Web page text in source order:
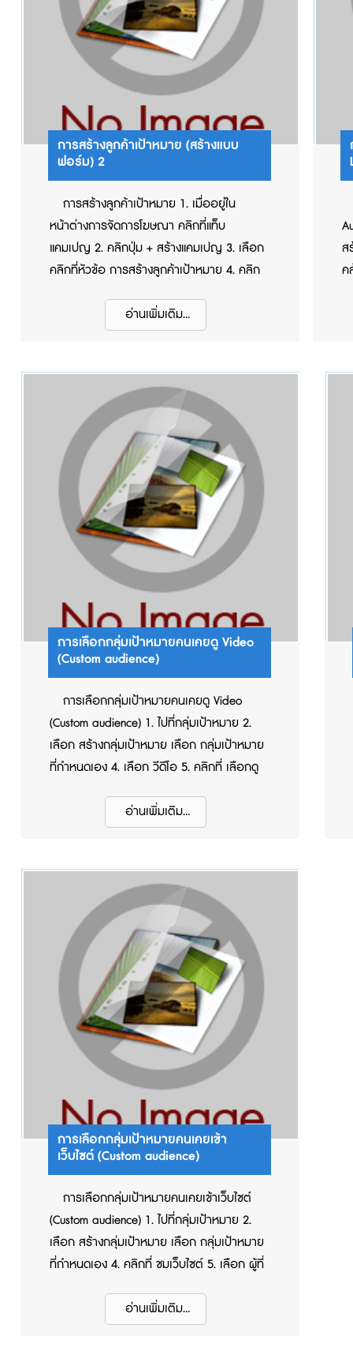
การสร้างลูกค้าเป้าหมาย (สร้างแบบ
ฟอร์ม) 2
การสร้างลูกค้าเป้าหมาย 1. เมื่ออยู่ใน
หน้าต่างการจัดการโฆษณา คลิกที่แท็บ
แคมเปญ 2. คลิกปุ่ม + สร้างแคมเปญ 3. เลือก
คลิกที่หัวข้อ การสร้างลูกค้าเป้าหมาย 4. คลิก
7. เลือก เพจ ที่ต้องการสร้างลูกค้าเป้าหมาย 8.
เรื่อง สร้างโฆษณาแรก (การมีส่วนร่วมกับ
โพสต์) ตั้งแต่ ข้อที่ 11. ถึง ข้อที่ 37. คลิกเพื่อดู
11. คลิกเลือกรูปแบบ รูปภาพหรือวีดีโอ...
อ่านเพิ่มเติม...
ส
ค
การเลือกกลุ่มเป้าหมายคนเคยดู Video
(Custom audience)
การเลือกกลุ่มเป้าหมายคนเคยดู Video
(Custom audience) 1. ไปที่กลุ่มเป้าหมาย 2.
เลือก สร้างกลุ่มเป้าหมาย เลือก กลุ่มเป้าหมาย
ที่กำหนดเอง 4. เลือก วีดีโอ 5. คลิกที่ เลือกดู
8. คลิก เลือกเพจ 9. คลิก เลือกวิดีโอที่ต้องการ
การตั้งค่าแบบละเอียด ได้ทางวีดีโอด้านล่าง การ
เลือกกลุ่มเป้าหมายคนเคยดู Video (Custom
audience)
อ่านเพิ่มเติม...
การเลือกกลุ่มเป้าหมายคนเคยเข้า
เว็บไซต์ (Custom audience)
การเลือกกลุ่มเป้าหมายคนเคยเข้าเว็บไซต์
(Custom audience) 1. ไปที่กลุ่มเป้าหมาย 2.
เลือก สร้างกลุ่มเป้าหมาย เลือก กลุ่มเป้าหมาย
ที่กำหนดเอง 4. คลิกที่ ชมเว็บไซต์ 5. เลือก ผู้ที่
7. ใส่จำนวนวัน ที่ต้องการ 8. ตั้งชื่อกลุ่มเป้า
อ่านเพิ่มเติม...